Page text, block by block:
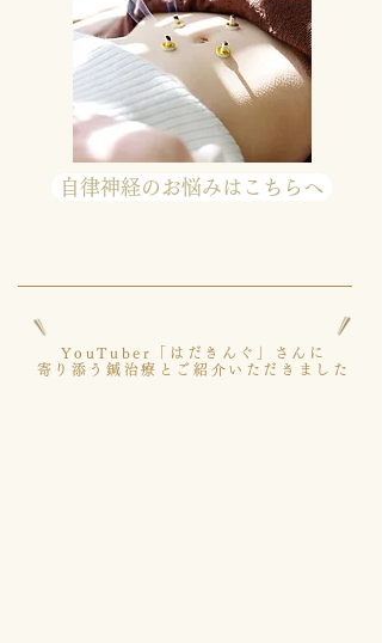
自律神経のお悩みはこちらへ
YouTuber「はだきんぐ」さんに
寄り添う鍼治療とご紹介いただきました